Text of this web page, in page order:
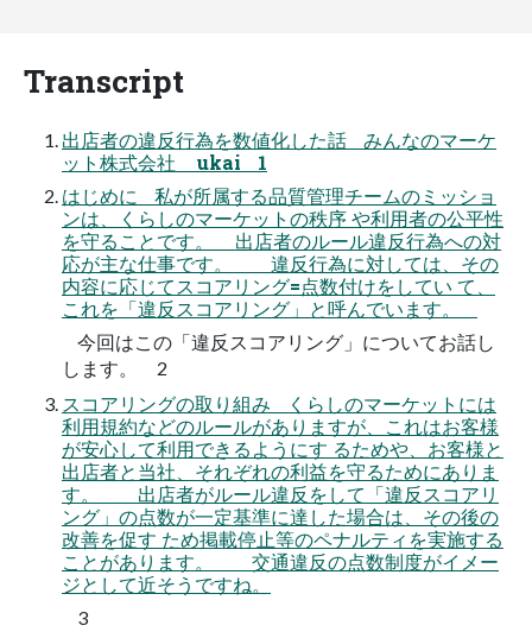
Transcript
出店者の違反行為を数値化した話 みんなのマーケ
ット株式会社 ukai 1
はじめに 私が所属する品質管理チームのミッショ
ンは、くらしのマーケットの秩序 や利用者の公平性
を守ることです。 出店者のルール違反行為への対
応が主な仕事です。 違反行為に対しては、その
内容に応じてスコアリング=点数付けをしてい て、
これを「違反スコアリング」と呼んでいます。
今回はこの「違反スコアリング」についてお話し
します。 2
スコアリングの取り組み くらしのマーケットには
利用規約などのルールがありますが、これはお客様
が安心して利用できるようにす るためや、お客様と
出店者と当社、それぞれの利益を守るためにありま
す。 出店者がルール違反をして「違反スコアリ
ング」の点数が一定基準に達した場合は、その後の
改善を促す ため掲載停止等のペナルティを実施する
ことがあります。 交通違反の点数制度がイメー
ジとして近そうですね。
3